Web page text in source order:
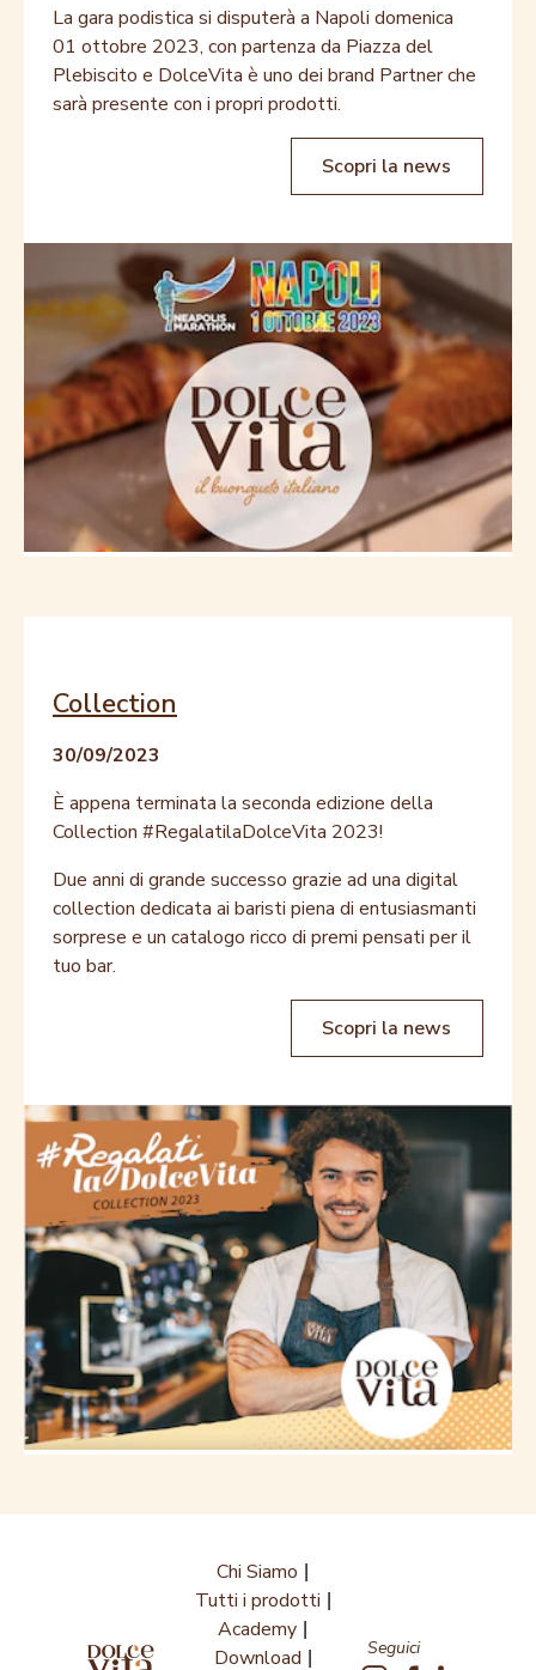
La gara podistica si disputerà a Napoli domenica
01 ottobre 2023, con partenza da Piazza del
Plebiscito e DolceVita è uno dei brand Partner che
sarà presente con i propri prodotti.
Scopri la news
Collection
30/09/2023
È appena terminata la seconda edizione della
Collection #RegalatilaDolceVita 2023!
Due anni di grande successo grazie ad una digital
collection dedicata ai baristi piena di entusiasmanti
sorprese e un catalogo ricco di premi pensati per il
tuo bar.
Scopri la news
Chi Siamo
Tutti i prodotti
Academy
Download
Seguici